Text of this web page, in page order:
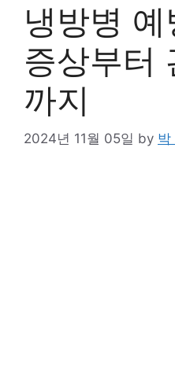
냉방병
증상부터
까지
2024년 11월 05일 by 박